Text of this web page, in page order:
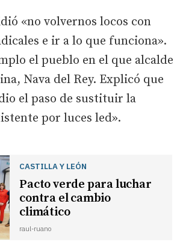
«no volvernos locos con
e ir a lo que funciona».
el pueblo en el que alcalde
Nava del Rey. Explicó que
dio el paso de sustituir la
por luces led».
CASTILLA Y LEÓN
Pacto verde para luchar
contra el cambio
climático
raul-ruano